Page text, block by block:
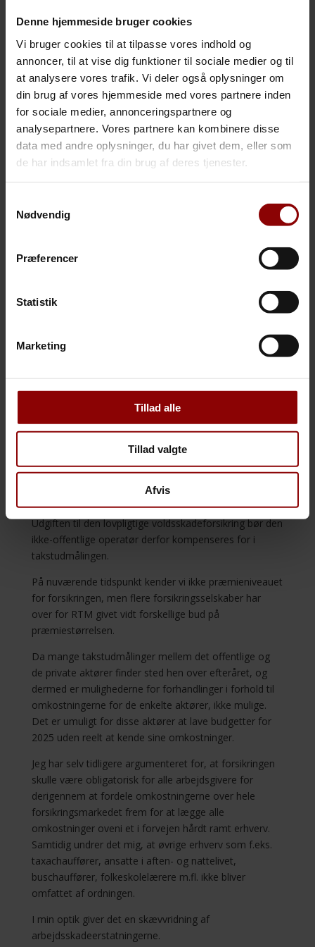
Denne hjemmeside bruger cookies
Vi bruger cookies til at tilpasse vores indhold og
annoncer, til at vise dig funktioner til sociale medier og til
at analysere vores trafik. Vi deler også oplysninger om
din brug af vores hjemmeside med vores partnere inden
for sociale medier, annonceringspartnere og
analysepartnere. Vores partnere kan kombinere disse
data med andre oplysninger, du har givet dem, eller som
de har indsamlet fra din brug af deres tjenester.
Nødvendig
Præferencer
Statistik
Marketing
Tillad alle
Tillad valgte
Afvis
Pligten til at tegne forsikring omfatter arbejdsgivere
psykiatrien og visse undervisningsinstitutioner.
Øvrige arbejdsgivere kan vælge at tegne en
voldsskadeforsikring, men er ikke forpligtede til det.
Formålet med lovforslaget er at give ansatte, der bliver
udsat for vold, en lettere adgang til fuld erstatning og
godtgørelse, dvs. efter både arbejdsskadesikringsloven
og erstatningsansvarsloven.
erstatning for tabt arbejdsfortjeneste efter
erstatningsansvarsloven, som ikke ydes efter
RTM har i forløbet udtrykt en stærk bekymring for
ansvarsforskydningen – vi frygter, at den nye ordning
Det undrer undertegnede, at private og selvejende
organisationer indenfor social-, ældre-, sundheds- og
voldsskadeforsikring, hvor en offentlig arbejdsgiver kan
Det vil få den konsekvens, at private og selvejende
organisationer pådrages en udgift til
voldsskadeforsikring, som ikke er indeholdt i
Udgiften til den lovpligtige voldsskadeforsikring bør den
ikke-offentlige operatør derfor kompenseres for i
takstudmålingen.
På nuværende tidspunkt kender vi ikke præmieniveauet
for forsikringen, men flere forsikringsselskaber har
over for RTM givet vidt forskellige bud på
præmiestørrelsen.
Da mange takstudmålinger mellem det offentlige og
de private aktører finder sted hen over efteråret, og
dermed er mulighederne for forhandlinger i forhold til
omkostningerne for de enkelte aktører, ikke mulige.
Det er umuligt for disse aktører at lave budgetter for
2025 uden reelt at kende sine omkostninger.
Jeg har selv tidligere argumenteret for, at forsikringen
skulle være obligatorisk for alle arbejdsgivere for
derigennem at fordele omkostningerne over hele
forsikringsmarkedet frem for at lægge alle
omkostninger oveni et i forvejen hårdt ramt erhverv.
Samtidig undrer det mig, at øvrige erhverv som f.eks.
taxachauffører, ansatte i aften- og nattelivet,
buschauffører, folkeskolelærere m.fl. ikke bliver
omfattet af ordningen.
I min optik giver det en skævvridning af
arbejdsskadeerstatningerne.